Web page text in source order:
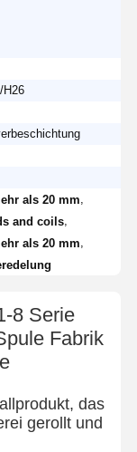
H26
als 20 mm
and coils
als 20 mm
8 Serie
Fabrik
das
gerollt und